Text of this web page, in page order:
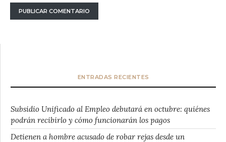
ENTRADAS RECIENTES
Subsidio Unificado al Empleo debutará en octubre: quiénes
podrán recibirlo y cómo funcionarán los pagos
Detienen a hombre acusado de robar rejas desde un